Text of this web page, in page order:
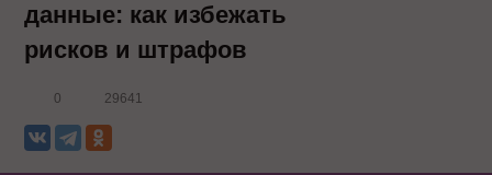
данные: как избежать
рисков и штрафов
0 29641